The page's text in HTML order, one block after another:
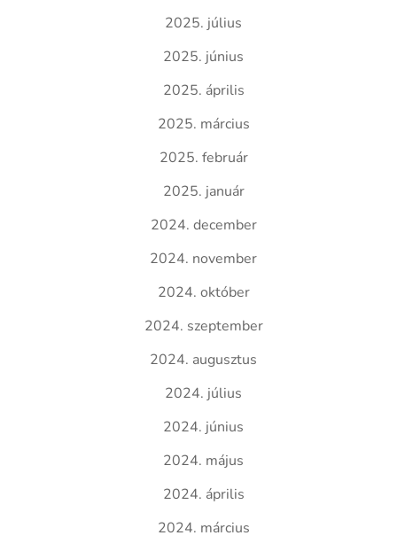
2025. július
2025. június
2025. április
2025. március
2025. február
2025. január
2024. december
2024. november
2024. október
2024. szeptember
2024. augusztus
2024. július
2024. június
2024. május
2024. április
2024. március